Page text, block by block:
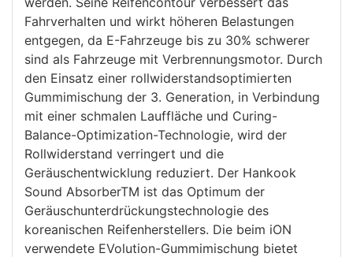
Fahrverhalten und wirkt höheren Belastungen
entgegen, da E-Fahrzeuge bis zu 30% schwerer
sind als Fahrzeuge mit Verbrennungsmotor. Durch
den Einsatz einer rollwiderstandsoptimierten
Gummimischung der 3. Generation, in Verbindung
mit einer schmalen Lauffläche und Curing-
Balance-Optimization-Technologie, wird der
Rollwiderstand verringert und die
Geräuschentwicklung reduziert. Der Hankook
Sound AbsorberTM ist das Optimum der
Geräuschunterdrückungstechnologie des
koreanischen Reifenherstellers. Die beim iON
verwendete EVolution-Gummimischung bietet